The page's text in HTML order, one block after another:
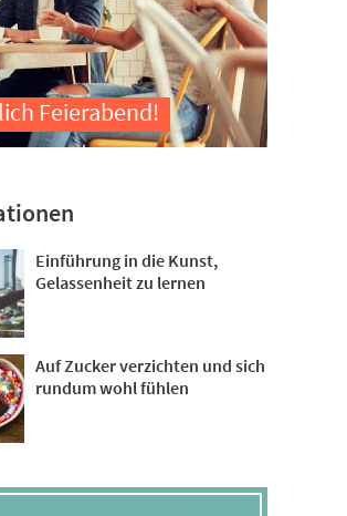
Feierabend!
Einführung in die Kunst,
Gelassenheit zu lernen
Auf Zucker verzichten und sich
rundum wohl fühlen